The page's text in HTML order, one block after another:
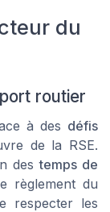
du
routier
à des défis
de la RSE.
destemps de
règlement du
respecter les